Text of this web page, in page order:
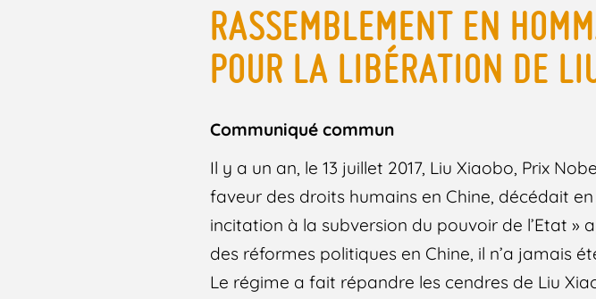
RASSEMBLEMENT EN
POUR LA LIBÉRATION DE
Communiqué commun
Il y a un an, le 13 juillet 2017, Liu Xiaobo, Prix
faveur des droits humains en Chine, décédait
incitation à la subversion du pouvoir de l’Etat »
des réformes politiques en Chine, il n’a jamais
Le régime a fait répandre les cendres de Liu